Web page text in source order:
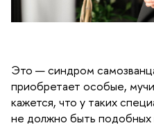
Это — синдром
приобретает особые,
кажется, что у таких
не должно быть